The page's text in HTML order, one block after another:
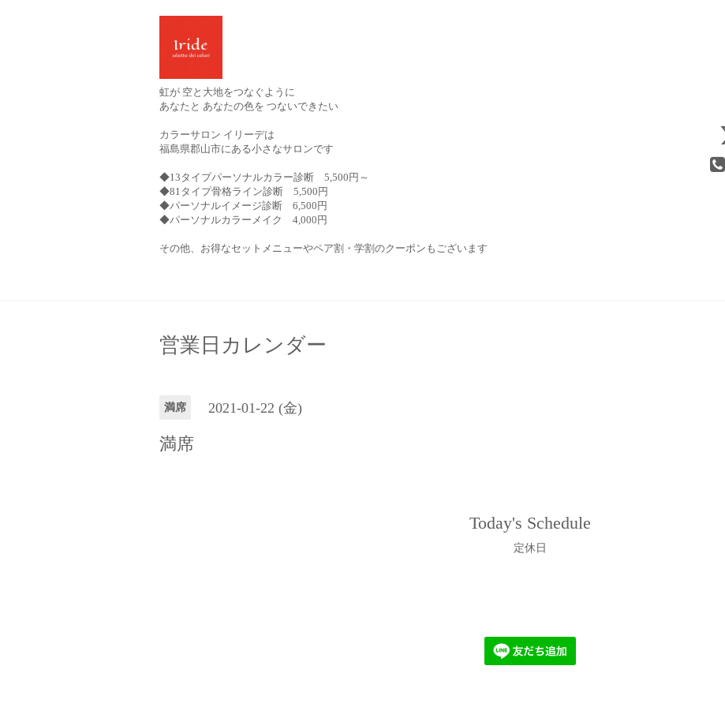
虹が 空と大地をつなぐように
あなたと あなたの色を つないできたい
カラーサロン イリーデは
福島県郡山市にある小さなサロンです
◆13タイプパーソナルカラー診断 5,500円～
◆81タイプ骨格ライン診断 5,500円
◆パーソナルイメージ診断 6,500円
◆パーソナルカラーメイク 4,000円
その他、お得なセットメニューやペア割・学割のクーポンもございます
営業日カレンダー
満席 2021-01-22 (金)
満席
Today's Schedule
定休日